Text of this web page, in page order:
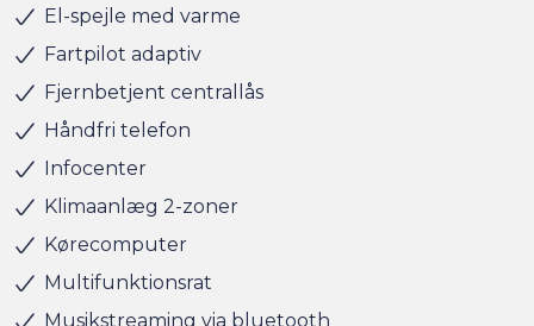
El-spejle med varme
Fartpilot adaptiv
Fjernbetjent centrallås
Håndfri telefon
Infocenter
Klimaanlæg 2-zoner
Kørecomputer
Multifunktionsrat
Musikstreaming via bluetooth